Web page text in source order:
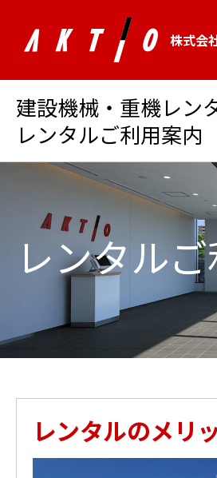
株式会
建設機械・重機レン
レンタルご利用案内
レンタル
レンタルのメリ